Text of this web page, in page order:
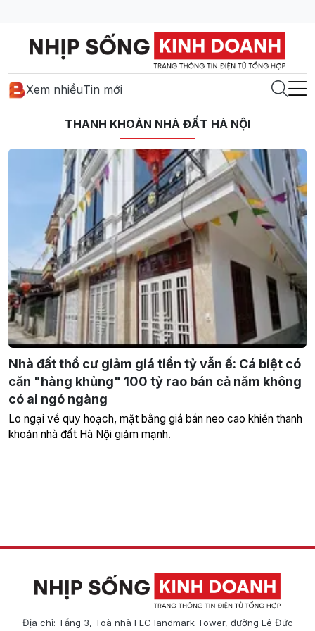
Xem nhiềuTin mới
THANH KHOẢN NHÀ ĐẤT HÀ NỘI
Nhà đất thổ cư giảm giá tiền tỷ vẫn ế: Cá biệt có
căn "hàng khủng" 100 tỷ rao bán cả năm không
có ai ngó ngàng
Lo ngại về quy hoạch, mặt bằng giá bán neo cao khiến thanh
khoản nhà đất Hà Nội giảm mạnh.
Địa chỉ: Tầng 3, Toà nhà FLC landmark Tower, đường Lê Đức